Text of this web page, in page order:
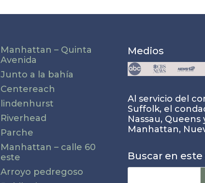
Manhattan – Quinta
Avenida
Junto a la bahía
Centereach
lindenhurst
Riverhead
Parche
Manhattan – calle 60
este
Arroyo pedregoso
Medios
Al servicio del
Suffolk, el
Nassau, Queens
Manhattan,
Buscar en este
Buscar: